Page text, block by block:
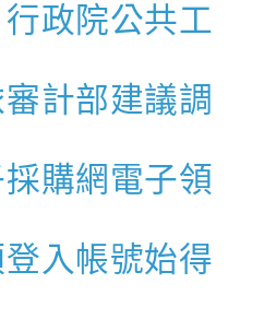
政院公共工
計部建議調
購網電子領
入帳號始得